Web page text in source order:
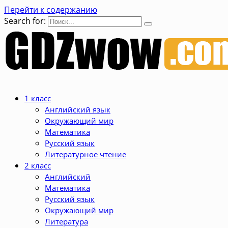
Перейти к содержанию
Search for:
1 класс
Английский язык
Окружающий мир
Математика
Русский язык
Литературное чтение
2 класс
Английский
Математика
Русский язык
Окружающий мир
Литература